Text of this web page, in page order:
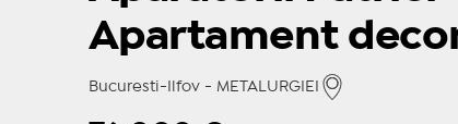
Apartament
Bucuresti-Ilfov - METALURGIEI